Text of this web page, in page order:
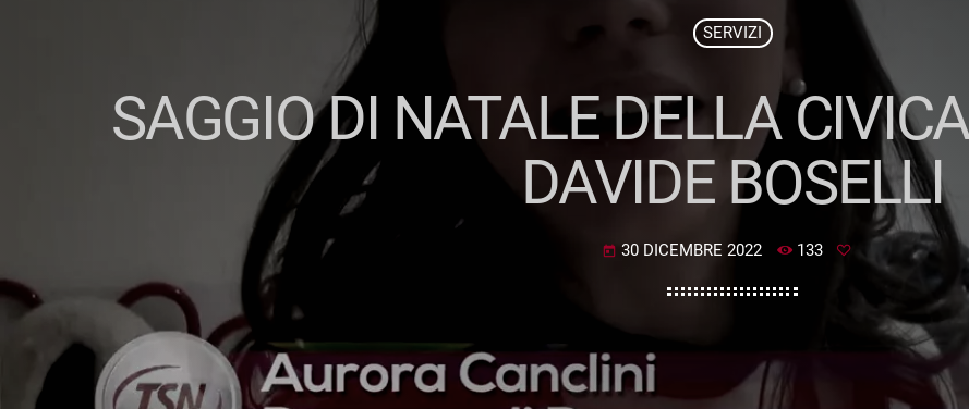
SERVIZI
SAGGIO DI NATALE DELLA
DAVIDE BOSELLI
today 30 DICEMBRE 2022 133